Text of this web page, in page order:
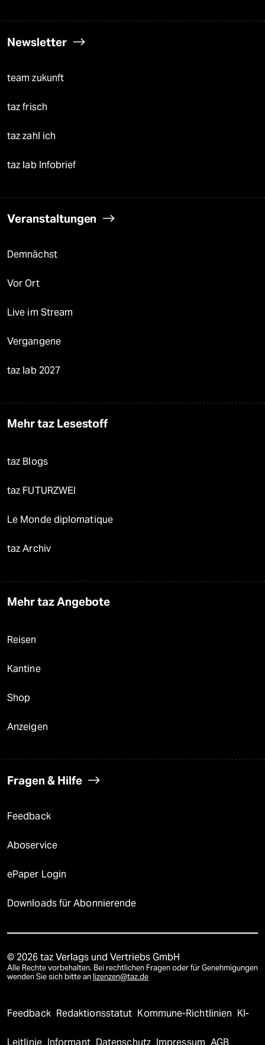
Newsletter
team zukunft
taz frisch
taz zahl ich
taz lab Infobrief
Veranstaltungen
Demnächst
Vor Ort
Live im Stream
Vergangene
taz lab 2027
Mehr taz Lesestoff
taz Blogs
taz FUTURZWEI
Le Monde diplomatique
taz Archiv
Mehr taz Angebote
Reisen
Kantine
Shop
Anzeigen
Fragen & Hilfe
Feedback
Aboservice
ePaper Login
Downloads für Abonnierende
© 2026 taz Verlags und Vertriebs GmbH
Alle Rechte vorbehalten. Bei rechtlichen Fragen oder für Genehmigungen
wenden Sie sich bitte an lizenzen@taz.de
Feedback Redaktionsstatut Kommune-Richtlinien KI-
Leitlinie Informant Datenschutz Impressum AGB